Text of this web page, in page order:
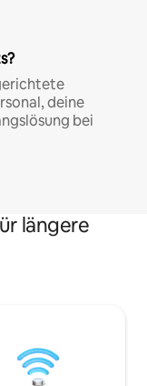
deine
bei
längere